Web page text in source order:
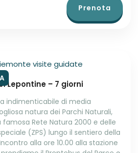
Prenota
Lepontine – 7 giorni
indimenticabile di media
natura dei Parchi Naturali,
Rete Natura 2000 e delle
(ZPS) lungo il sentiero della
alla ore 10.00 alla stazione